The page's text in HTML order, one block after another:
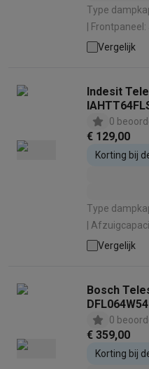
Type dampkap:
| Frontpaneel: Ja,
664 m³/u |
Vergelijk
Indesit
0
€ 129,00
Korting bij
Type dampkap:
|
dB | Aantal
Vergelijk
Bosch
DFL064W54
0
€ 359,00
Korting bij